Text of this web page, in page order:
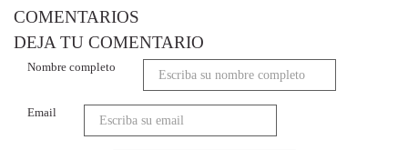
COMENTARIOS
DEJA TU COMENTARIO
Nombre completo
Email